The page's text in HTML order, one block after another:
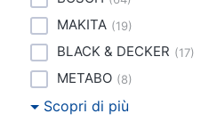
Clima
Arredo
Brico e Giardinaggio
MAKITA (19)
BLACK & DECKER (17)
METABO (8)
Scopri di più